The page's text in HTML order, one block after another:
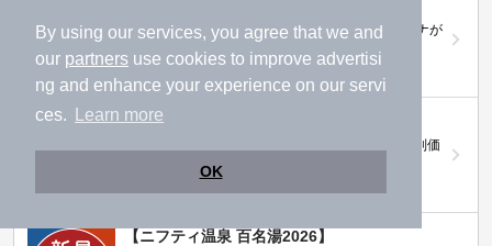
By using our services, you agree that we and
our partners use cookies to improve advertisi
ng and enhance your experience on our servi
ces.
Learn more
OK
おふろ好きユーザーの投票により、全国No.1サウナが
ニフティ温泉プレミアムクーポン
ノジマモバイル会員向け 通常よりもお得な「特別価
格」で人気の温泉を満喫できる！
【ニフティ温泉 百名湯2026】